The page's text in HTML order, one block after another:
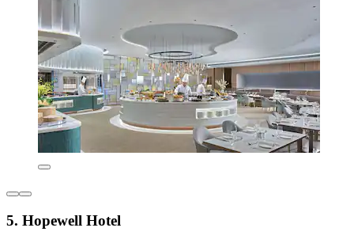
5. Hopewell Hotel